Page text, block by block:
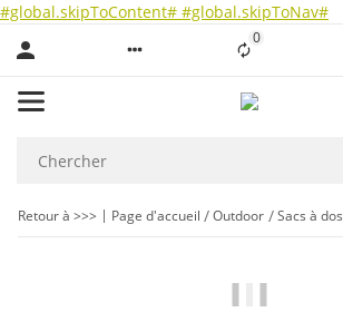
#global.skipToContent# #global.skipToNav#
0Liste ist leer
Retour à >>> Page d'accueil Outdoor Sacs à dos